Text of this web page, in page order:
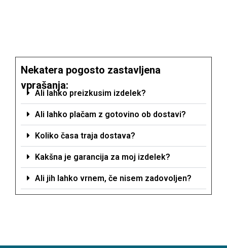
Nekatera pogosto zastavljena
vprašanja:
Ali lahko preizkusim izdelek?
Ali lahko plačam z gotovino ob dostavi?
Koliko časa traja dostava?
Kakšna je garancija za moj izdelek?
Ali jih lahko vrnem, če nisem zadovoljen?